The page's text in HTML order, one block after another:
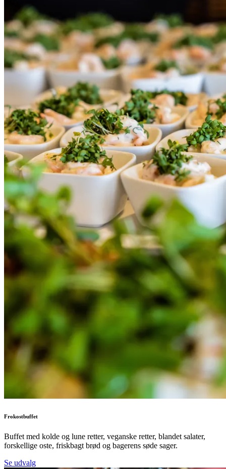
Frokostbuffet
Buffet med kolde og lune retter, veganske retter, blandet salater,
forskellige oste, friskbagt brød og bagerens søde sager.
Se udvalg